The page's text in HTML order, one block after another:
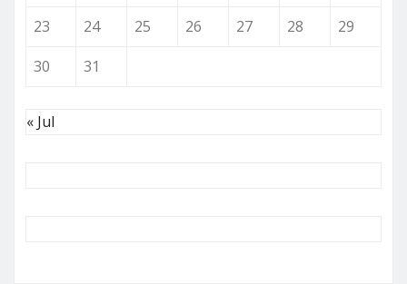
23
24 25 26 27 28
29
30
31
« Jul